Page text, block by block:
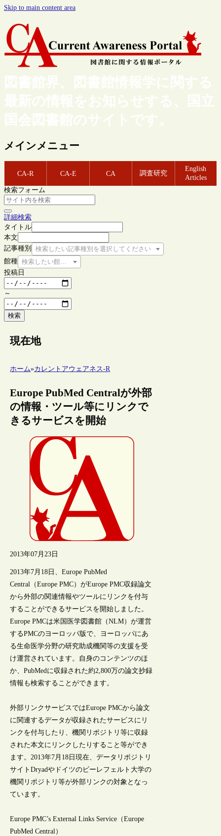
Skip to main content area
図書館界、図書館情報学に関する
最新の情報をお知らせする、国立
国会図書館のサイトです。
メインメニュー
CA-R CA-E CA 調査研究
English
Articles
検索フォーム
詳細検索
タイトル
本文
記事種別
検索したい記事種別を選択してください
館種 検索したい館種を選択してください
投稿日
～
検索
現在地
ホーム»カレントアウェアネス-R
Europe PubMed Centralが外部
の情報・ツール等にリンクで
きるサービスを開始
2013年07月23日
2013年7月18日、Europe PubMed
Central（Europe PMC）がEurope PMC収録論文
から外部の関連情報やツールにリンクを付与
することができるサービスを開始しました。
Europe PMCは米国医学図書館（NLM）が運営
するPMCのヨーロッパ版で、ヨーロッパにあ
る生命医学分野の研究助成機関等の支援を受
け運営されています。自身のコンテンツのほ
か、PubMedに収録された約2,800万の論文抄録
情報も検索することができます。
外部リンクサービスではEurope PMCから論文
に関連するデータが収録されたサービスにリ
ンクを付与したり、機関リポジトリ等に収録
された本文にリンクしたりすること等ができ
ます。2013年7月18日現在、データリポジトリ
サイトDryadやドイツのビーレフェルト大学の
機関リポジトリ等が外部リンクの対象となっ
ています。
Europe PMC’s External Links Service（Europe
PubMed Central）